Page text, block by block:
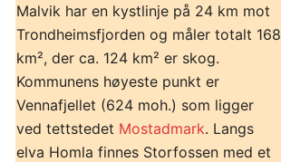
Malvik har en kystlinje på 24 km mot
Trondheimsfjorden og måler totalt 168
km², der ca. 124 km² er skog.
Kommunens høyeste punkt er
Vennafjellet (624 moh.) som ligger
ved tettstedet Mostadmark. Langs
elva Homla finnes Storfossen med et